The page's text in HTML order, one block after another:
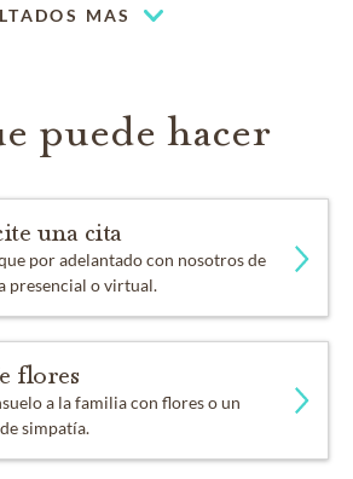
MAS
puede hacer
una cita
por adelantado con nosotros de
presencial o virtual.
flores
a la familia con flores o un
simpatía.